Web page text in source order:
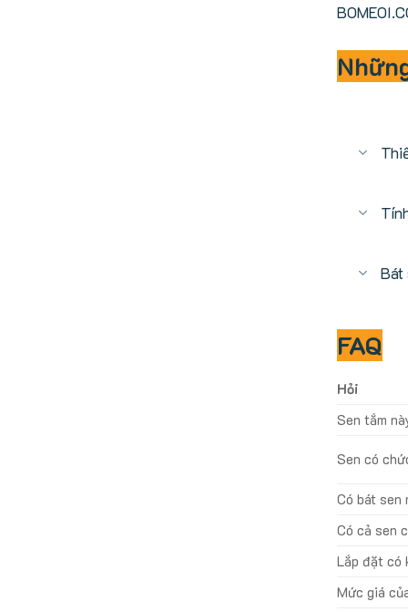
Bát
FAQ
Hỏi
Sen tắm
Sen có
Có bát sen
Có cả sen
Lắp đặt có
Mức giá